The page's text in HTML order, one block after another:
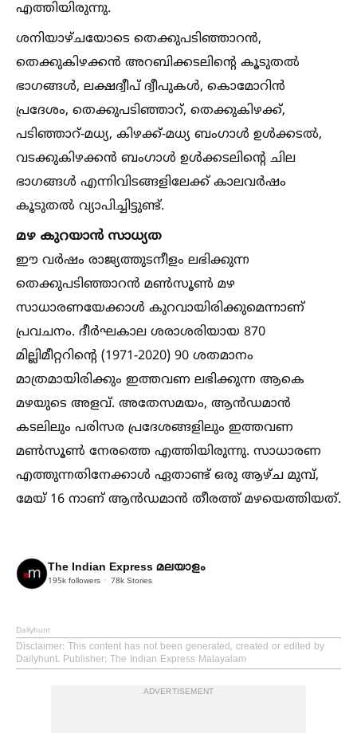
എത്തിയിരുന്നു.
ശനിയാഴ്ചയോടെ തെക്കുപടിഞ്ഞാറൻ,
തെക്കുകിഴക്കൻ അറബിക്കടലിന്റെ കൂടുതല്‍
ഭാഗങ്ങള്‍, ലക്ഷദ്വീപ് ദ്വീപുകള്‍, കൊമോറിൻ
പ്രദേശം, തെക്കുപടിഞ്ഞാറ്, തെക്കുകിഴക്ക്,
പടിഞ്ഞാറ്-മധ്യ, കിഴക്ക്-മധ്യ ബംഗാള്‍ ഉള്‍ക്കടല്‍,
വടക്കുകിഴക്കൻ ബംഗാള്‍ ഉള്‍ക്കടലിന്റെ ചില
ഭാഗങ്ങള്‍ എന്നിവിടങ്ങളിലേക്ക് കാലവർഷം
കൂടുതല്‍ വ്യാപിച്ചിട്ടുണ്ട്.
മഴ കുറയാൻ സാധ്യത
ഈ വർഷം രാജ്യത്തുടനീളം ലഭിക്കുന്ന
തെക്കുപടിഞ്ഞാറൻ മണ്‍സൂണ്‍ മഴ
സാധാരണയേക്കാള്‍ കുറവായിരിക്കുമെന്നാണ്
പ്രവചനം. ദീർഘകാല ശരാശരിയായ 870
മില്ലിമീറ്ററിന്റെ (1971-2020) 90 ശതമാനം
മാത്രമായിരിക്കും ഇത്തവണ ലഭിക്കുന്ന ആകെ
മഴയുടെ അളവ്. അതേസമയം, ആൻഡമാൻ
കടലിലും പരിസര പ്രദേശങ്ങളിലും ഇത്തവണ
മണ്‍സൂണ്‍ നേരത്തെ എത്തിയിരുന്നു. സാധാരണ
എത്തുന്നതിനേക്കാള്‍ ഏതാണ്ട് ഒരു ആഴ്ച മുമ്പ്,
മേയ് 16 നാണ് ആൻഡമാൻ തീരത്ത് മഴയെത്തിയത്.
The Indian Express മലയാളം
195k followers 78k Stories
Dailyhunt
Disclaimer: This content has not been generated, created or edited by
Dailyhunt. Publisher: The Indian Express Malayalam
ADVERTISEMENT